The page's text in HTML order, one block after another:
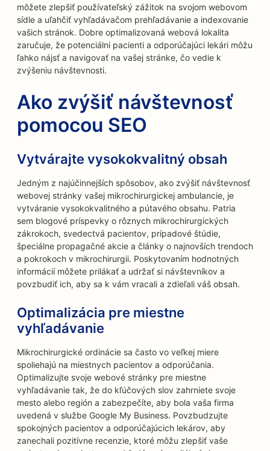
môžete zlepšiť používateľský zážitok na svojom webovom
sídle a uľahčiť vyhľadávačom prehľadávanie a indexovanie
vašich stránok. Dobre optimalizovaná webová lokalita
zaručuje, že potenciálni pacienti a odporúčajúci lekári môžu
ľahko nájsť a navigovať na vašej stránke, čo vedie k
zvýšeniu návštevnosti.
Ako zvýšiť návštevnosť
pomocou SEO
Vytvárajte vysokokvalitný obsah
Jedným z najúčinnejších spôsobov, ako zvýšiť návštevnosť
webovej stránky vašej mikrochirurgickej ambulancie, je
vytváranie vysokokvalitného a pútavého obsahu. Patria
sem blogové príspevky o rôznych mikrochirurgických
zákrokoch, svedectvá pacientov, prípadové štúdie,
špeciálne propagačné akcie a články o najnovších trendoch
a pokrokoch v mikrochirurgii. Poskytovaním hodnotných
informácií môžete prilákať a udržať si návštevníkov a
povzbudiť ich, aby sa k vám vracali a zdieľali váš obsah.
Optimalizácia pre miestne
vyhľadávanie
Mikrochirurgické ordinácie sa často vo veľkej miere
spoliehajú na miestnych pacientov a odporúčania.
Optimalizujte svoje webové stránky pre miestne
vyhľadávanie tak, že do kľúčových slov zahrniete svoje
mesto alebo región a zabezpečíte, aby bola vaša firma
uvedená v službe Google My Business. Povzbudzujte
spokojných pacientov a odporúčajúcich lekárov, aby
zanechali pozitívne recenzie, ktoré môžu zlepšiť vaše